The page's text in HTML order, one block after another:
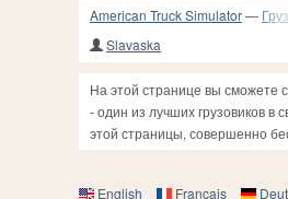
American Truck Simulator—
Slavaska
На этой странице вы сможете
- один из лучших грузовиков
этой страницы, совершенно
English Français